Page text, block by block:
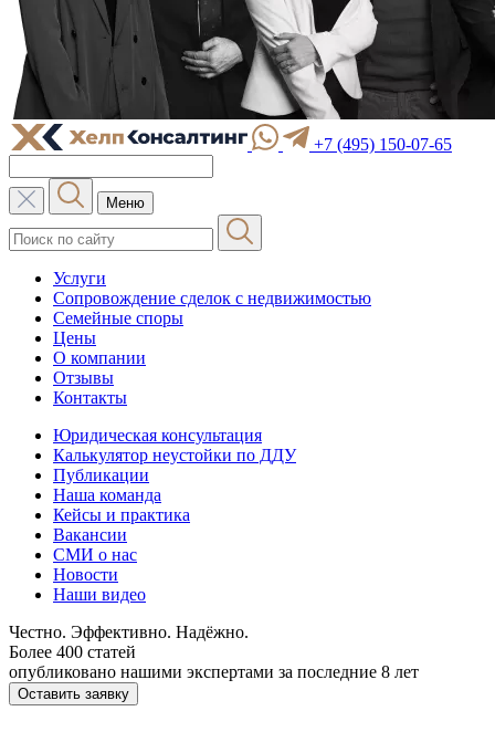
+7 (495) 150-07-65
Меню
Услуги
Сопровождение сделок с недвижимостью
Семейные споры
Цены
О компании
Отзывы
Контакты
Юридическая консультация
Калькулятор неустойки по ДДУ
Публикации
Наша команда
Кейсы и практика
Вакансии
СМИ о нас
Новости
Наши видео
Честно. Эффективно. Надёжно.
Более 400 статей
опубликовано нашими экспертами за последние 8 лет
Оставить заявку